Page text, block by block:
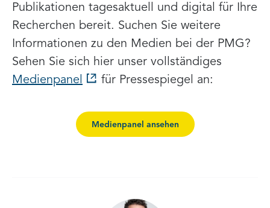
Publikationen tagesaktuell und digital für Ihre
Recherchen bereit. Suchen Sie weitere
Informationen zu den Medien bei der PMG?
Sehen Sie sich hier unser vollständiges
Medienpanel
für Pressespiegel an:
Medienpanel ansehen